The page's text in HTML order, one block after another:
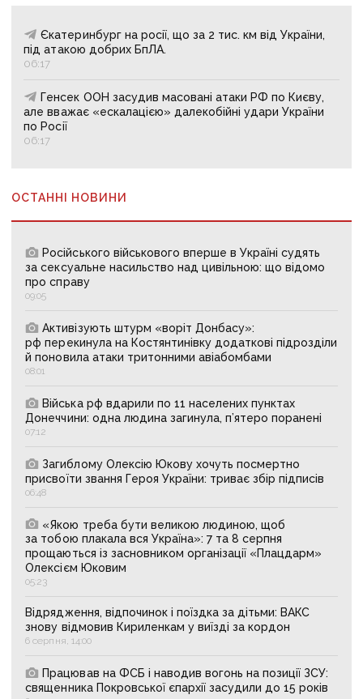
Єкатеринбург на росії, що за 2 тис. км від України,
під атакою добрих БпЛА.
06:17
Генсек ООН засудив масовані атаки РФ по Києву,
але вважає «ескалацією» далекобійні удари України
по Росії
06:17
ОСТАННІ НОВИНИ
Російського військового вперше в Україні судять
за сексуальне насильство над цивільною: що відомо
про справу
09:05
Активізують штурм «воріт Донбасу»:
рф перекинула на Костянтинівку додаткові підрозділи
й поновила атаки тритонними авіабомбами
08:01
Війська рф вдарили по 11 населених пунктах
Донеччини: одна людина загинула, п’ятеро поранені
07:12
Загиблому Олексію Юкову хочуть посмертно
присвоїти звання Героя України: триває збір підписів
06:48
«Якою треба бути великою людиною, щоб
за тобою плакала вся Україна»: 7 та 8 серпня
прощаються із засновником організації «Плацдарм»
Олексієм Юковим
05:23
Відрядження, відпочинок і поїздка за дітьми: ВАКС
знову відмовив Кириленкам у виїзді за кордон
6 серпня, 14:00
Працював на ФСБ і наводив вогонь на позиції ЗСУ:
священника Покровської єпархії засудили до 15 років